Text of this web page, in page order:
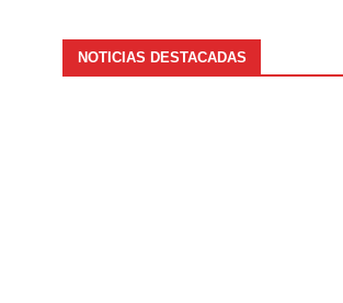
NOTICIAS DESTACADAS